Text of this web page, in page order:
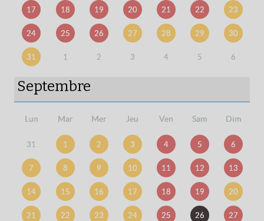
17 18 19 20 21 22 23
24 25 26 27 28 29 30
31 1 2 3 4 5 6
Septembre
Lun Mar Mer Jeu Ven Sam Dim
31 1 2 3 4 5 6
7 8 9 10 11 12 13
14 15 16 17 18 19 20
21 22 23 24 25 26 27